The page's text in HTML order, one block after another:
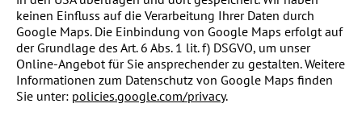
keinen Einfluss auf die Verarbeitung Ihrer Daten durch
Google Maps. Die Einbindung von Google Maps erfolgt auf
der Grundlage des Art. 6 Abs. 1 lit. f) DSGVO, um unser
Online-Angebot für Sie ansprechender zu gestalten. Weitere
Informationen zum Datenschutz von Google Maps finden
Sie unter: policies.google.com/privacy.